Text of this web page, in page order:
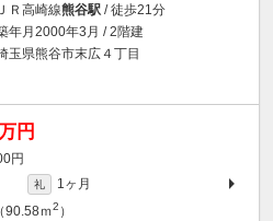
ＪＲ高崎線熊谷駅 / 徒歩21分
年月2000年3月 / 2階建
玉県熊谷市末広４丁目
円
円
礼
1ヶ月
90.58ｍ2 ）